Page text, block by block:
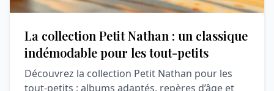
La collection Petit Nathan : un classique
indémodable pour les tout-petits
Découvrez la collection Petit Nathan pour les
tout-petits : albums adaptés, repères d’âge et